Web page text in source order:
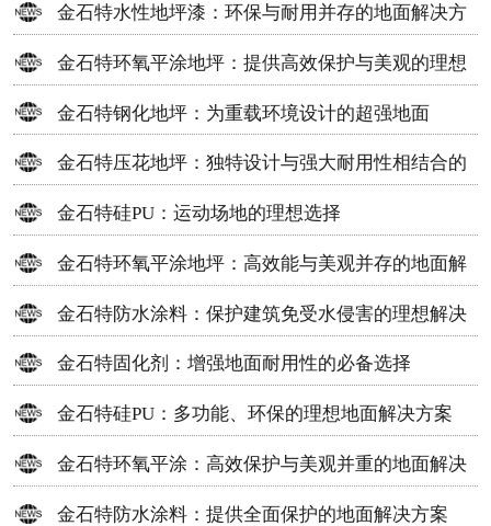
金石特水性地坪漆：环保与耐用并存的地面解决方
案
金石特环氧平涂地坪：提供高效保护与美观的理想
选择
金石特钢化地坪：为重载环境设计的超强地面
金石特压花地坪：独特设计与强大耐用性相结合的
地面材料
金石特硅PU：运动场地的理想选择
金石特环氧平涂地坪：高效能与美观并存的地面解
决方案
金石特防水涂料：保护建筑免受水侵害的理想解决
方案
金石特固化剂：增强地面耐用性的必备选择
金石特硅PU：多功能、环保的理想地面解决方案
金石特环氧平涂：高效保护与美观并重的地面解决
方案
金石特防水涂料：提供全面保护的地面解决方案